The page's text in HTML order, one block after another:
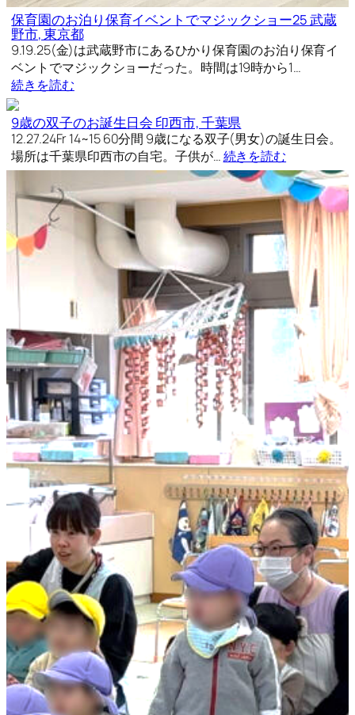
保育園のお泊り保育イベントでマジックショー25 武蔵
野市, 東京都
9.19.25(金)は武蔵野市にあるひかり保育園のお泊り保育イ
ベントでマジックショーだった。時間は19時から1…
続きを読む
9歳の双子のお誕生日会 印西市, 千葉県
12.27.24Fr 14~15 60分間 9歳になる双子(男女)の誕生日会。
場所は千葉県印西市の自宅。子供が…続きを読む